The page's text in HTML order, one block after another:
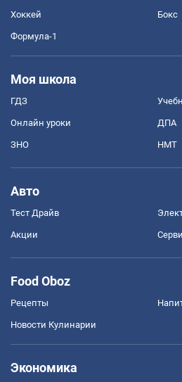
Хоккей Бокс
Формула-1
Моя школа
ГДЗ
Онлайн уроки ДПА
ЗНО НМТ
Авто
Тест Драйв
Акции
Food Oboz
Рецепты
Новости Кулинарии
Экономика